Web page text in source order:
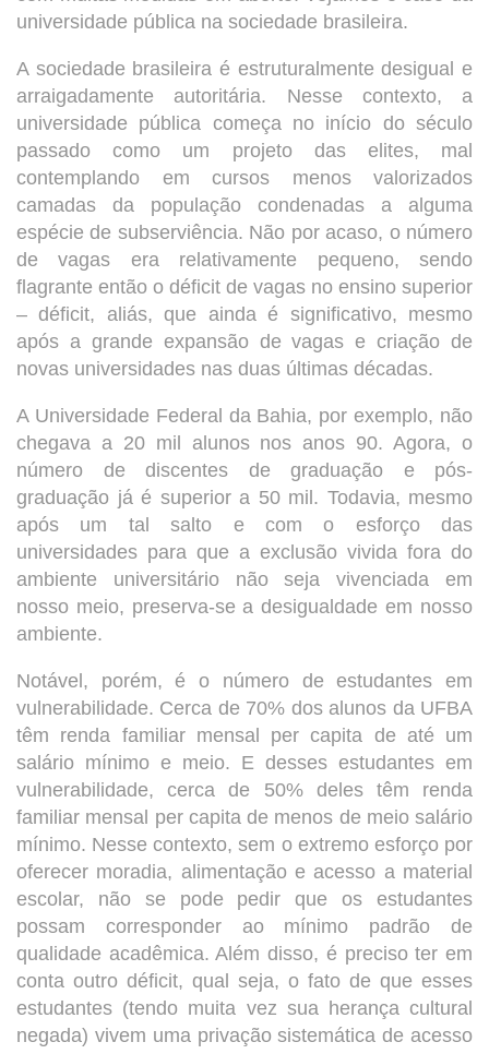
universidade pública na sociedade brasileira.
A sociedade brasileira é estruturalmente desigual e
arraigadamente autoritária. Nesse contexto, a
universidade pública começa no início do século
passado como um projeto das elites, mal
contemplando em cursos menos valorizados
camadas da população condenadas a alguma
espécie de subserviência. Não por acaso, o número
de vagas era relativamente pequeno, sendo
flagrante então o déficit de vagas no ensino superior
– déficit, aliás, que ainda é significativo, mesmo
após a grande expansão de vagas e criação de
novas universidades nas duas últimas décadas.
A Universidade Federal da Bahia, por exemplo, não
chegava a 20 mil alunos nos anos 90. Agora, o
número de discentes de graduação e pós-
graduação já é superior a 50 mil. Todavia, mesmo
após um tal salto e com o esforço das
universidades para que a exclusão vivida fora do
ambiente universitário não seja vivenciada em
nosso meio, preserva-se a desigualdade em nosso
ambiente.
Notável, porém, é o número de estudantes em
vulnerabilidade. Cerca de 70% dos alunos da UFBA
têm renda familiar mensal per capita de até um
salário mínimo e meio. E desses estudantes em
vulnerabilidade, cerca de 50% deles têm renda
familiar mensal per capita de menos de meio salário
mínimo. Nesse contexto, sem o extremo esforço por
oferecer moradia, alimentação e acesso a material
escolar, não se pode pedir que os estudantes
possam corresponder ao mínimo padrão de
qualidade acadêmica. Além disso, é preciso ter em
conta outro déficit, qual seja, o fato de que esses
estudantes (tendo muita vez sua herança cultural
negada) vivem uma privação sistemática de acesso